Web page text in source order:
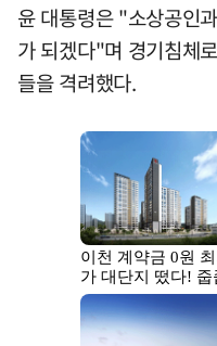
윤 대통령은 "소상공인
가 되겠다"며 경기침체
들을 격려했다.